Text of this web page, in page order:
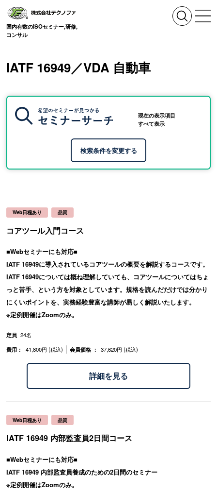
国内有数のISOセミナー,研修,
コンサル
IATF 16949／VDA 自動車
現在の表示項目
すべて表示
Web日程あり 品質
コアツール入門コース
■Webセミナーにも対応■
IATF 16949に導入されているコアツールの概要を解説するコースです。
IATF 16949については概ね理解していても、コアツールについてはちょ
っと苦手、という方を対象としています。規格を読んだだけでは分かり
にくいポイントを、実務経験豊富な講師が易しく解説いたします。
※定例開催はZoomのみ。
定員 24名
費用：
41,800円 (税込) 会員価格 ： 37,620円 (税込)
詳細を見る
Web日程あり 品質
IATF 16949 内部監査員2日間コース
■Webセミナーにも対応■
IATF 16949 内部監査員養成のための2日間のセミナー
※定例開催はZoomのみ。